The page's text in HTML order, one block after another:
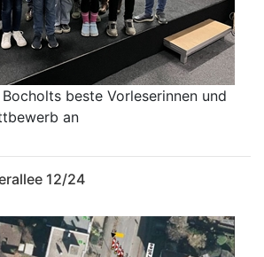
beste Vorleserinnen und
an
12/24